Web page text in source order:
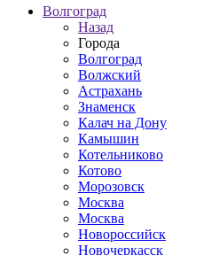
Волгоград
Назад
Города
Волгоград
Волжский
Астрахань
Знаменск
Калач на Дону
Камышин
Котельниково
Котово
Морозовск
Москва
Москва
Новороссийск
Новочеркасск